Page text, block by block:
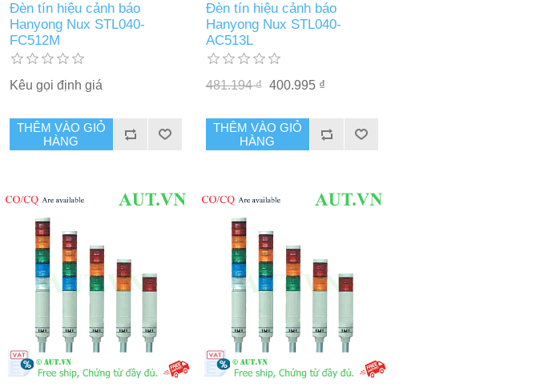
Đèn tín hiệu cảnh báo
Hanyong Nux STL040-
FC512M
Kêu gọi định giá
THÊM VÀO GIỎ
HÀNG
Đèn tín hiệu cảnh báo
Hanyong Nux STL040-
AC513L
481.194 ₫ 400.995 ₫
THÊM VÀO GIỎ
HÀNG